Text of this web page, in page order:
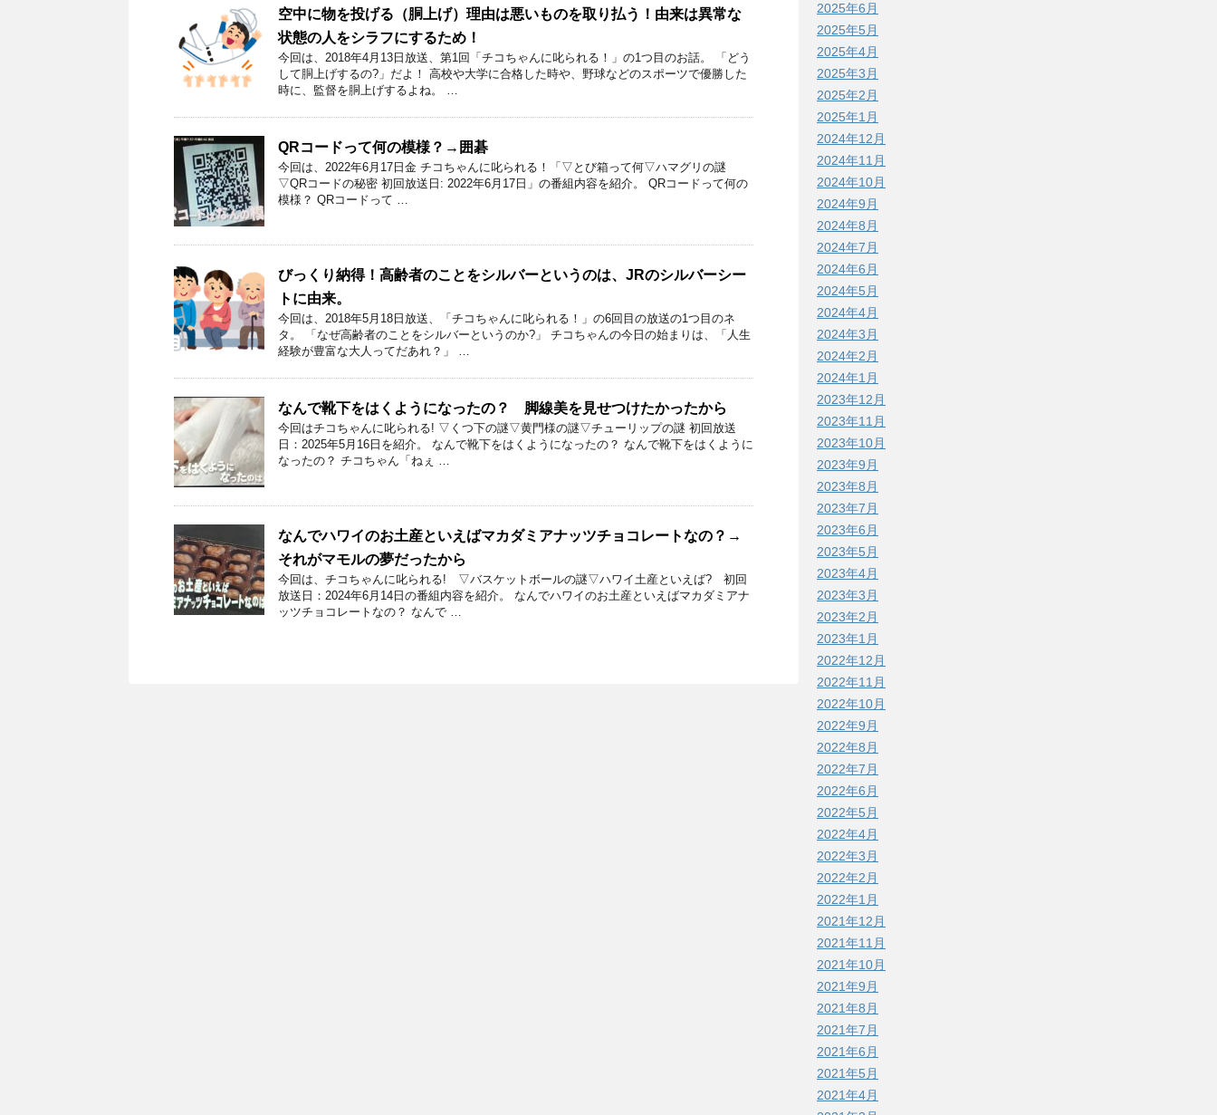
空中に物を投げる（胴上げ）理由は悪いものを取り払う！由来は異常な
状態の人をシラフにするため！
今回は、2018年4月13日放送、第1回「チコちゃんに叱られる！」の1つ目のお話。 「どう
して胴上げするの?」だよ！ 高校や大学に合格した時や、野球などのスポーツで優勝した
時に、監督を胴上げするよね。 …
QRコードって何の模様？→囲碁
今回は、2022年6月17日金 チコちゃんに叱られる！「▽とび箱って何▽ハマグリの謎
▽QRコードの秘密 初回放送日: 2022年6月17日」の番組内容を紹介。 QRコードって何の
模様？ QRコードって …
びっくり納得！高齢者のことをシルバーというのは、JRのシルバーシー
トに由来。
今回は、2018年5月18日放送、「チコちゃんに叱られる！」の6回目の放送の1つ目のネ
タ。 「なぜ高齢者のことをシルバーというのか?」 チコちゃんの今日の始まりは、「人生
経験が豊富な大人ってだあれ？」 …
なんで靴下をはくようになったの？ 脚線美を見せつけたかったから
今回はチコちゃんに叱られる! ▽くつ下の謎▽黄門様の謎▽チューリップの謎 初回放送
日：2025年5月16日を紹介。 なんで靴下をはくようになったの？ なんで靴下をはくように
なったの？ チコちゃん「ねぇ …
なんでハワイのお土産といえばマカダミアナッツチョコレートなの？→
それがマモルの夢だったから
今回は、チコちゃんに叱られる! ▽バスケットボールの謎▽ハワイ土産といえば? 初回
放送日：2024年6月14日の番組内容を紹介。 なんでハワイのお土産といえばマカダミアナ
ッツチョコレートなの？ なんで …
2025年6月
2025年5月
2025年4月
2025年3月
2025年2月
2025年1月
2024年12月
2024年11月
2024年10月
2024年9月
2024年8月
2024年7月
2024年6月
2024年5月
2024年4月
2024年3月
2024年2月
2024年1月
2023年12月
2023年11月
2023年10月
2023年9月
2023年8月
2023年7月
2023年6月
2023年5月
2023年4月
2023年3月
2023年2月
2023年1月
2022年12月
2022年11月
2022年10月
2022年9月
2022年8月
2022年7月
2022年6月
2022年5月
2022年4月
2022年3月
2022年2月
2022年1月
2021年12月
2021年11月
2021年10月
2021年9月
2021年8月
2021年7月
2021年6月
2021年5月
2021年4月